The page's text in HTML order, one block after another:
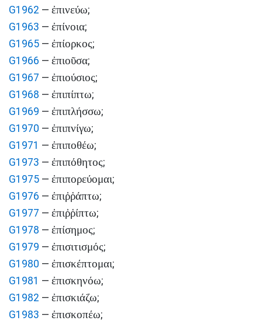
G1962 — ἐπινεύω;
G1963 — ἐπίνοια;
G1965 — ἐπίορκος;
G1966 — ἐπιοῦσα;
G1967 — ἐπιούσιος;
G1968 — ἐπιπίπτω;
G1969 — ἐπιπλήσσω;
G1970 — ἐπιπνίγω;
G1971 — ἐπιποθέω;
G1973 — ἐπιπόθητος;
G1975 — ἐπιπορεύομαι;
G1976 — ἐπιῤῥάπτω;
G1977 — ἐπιῤῥίπτω;
G1978 — ἐπίσημος;
G1979 — ἐπισιτισμός;
G1980 — ἐπισκέπτομαι;
G1981 — ἐπισκηνόω;
G1982 — ἐπισκιάζω;
G1983 — ἐπισκοπέω;